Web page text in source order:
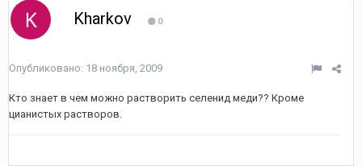
Kharkov 0
Опубликовано: 18 ноября, 2009
Кто знает в чем можно растворить селенид меди?? Кроме
цианистых растворов.